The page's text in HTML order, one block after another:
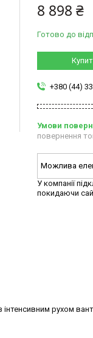
8 898 ₴
Готово до
+380 (44)
повернення
У компанії
покидаючи
рухом